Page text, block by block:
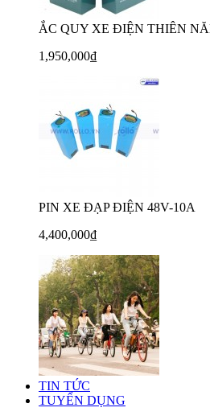
ẮC QUY XE ĐIỆN THIÊN
1,950,000₫
PIN XE ĐẠP ĐIỆN 48V-10A
4,400,000₫
TIN TỨC
TUYỂN DỤNG